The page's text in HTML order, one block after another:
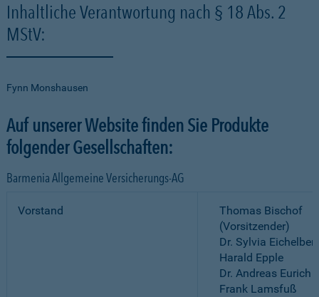
Inhaltliche Verantwortung nach § 18 Abs. 2
MStV:
Fynn Monshausen
Auf unserer Website finden Sie Produkte
folgender Gesellschaften:
Barmenia Allgemeine Versicherungs-AG
Vorstand
Thomas Bischof
(Vorsitzender)
Dr. Sylvia
Harald Epple
Dr. Andreas Eurich
Frank Lamsfuß